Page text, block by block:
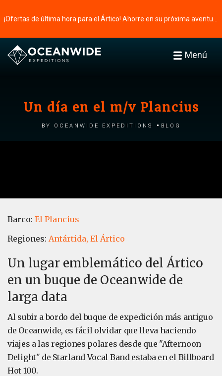
Menú
Un día en el m/v Plancius
by Oceanwide Expeditions Blog
Barco: El Plancius
Regiones: Antártida, El Ártico
Un lugar emblemático del Ártico
en un buque de Oceanwide de
larga data
Al subir a bordo del buque de expedición más antiguo
de Oceanwide, es fácil olvidar que lleva haciendo
viajes a las regiones polares desde que "Afternoon
Delight" de Starland Vocal Band estaba en el Billboard
Hot 100.